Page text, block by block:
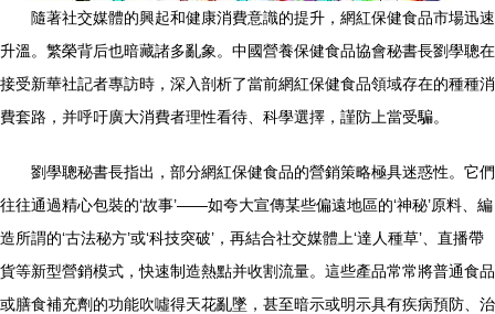
隨著社交媒體的興起和健康消費意識的提升，網紅保健食品市場迅速
升溫。繁榮背后也暗藏諸多亂象。中國營養保健食品協會秘書長劉學聰在
接受新華社記者專訪時，深入剖析了當前網紅保健食品領域存在的種種消
費套路，并呼吁廣大消費者理性看待、科學選擇，謹防上當受騙。
劉學聰秘書長指出，部分網紅保健食品的營銷策略極具迷惑性。它們
往往通過精心包裝的‘故事’——如夸大宣傳某些偏遠地區的‘神秘’原料、編
造所謂的‘古法秘方’或‘科技突破’，再結合社交媒體上‘達人種草’、直播帶
貨等新型營銷模式，快速制造熱點并收割流量。這些產品常常將普通食品
或膳食補充劑的功能吹噓得天花亂墜，甚至暗示或明示具有疾病預防、治